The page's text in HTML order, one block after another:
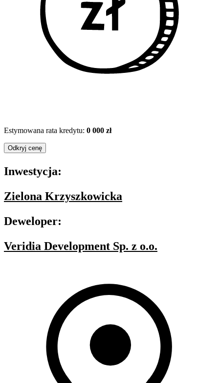
Estymowana rata kredytu: 0 000 zł
Odkryj cenę
Inwestycja:
Zielona Krzyszkowicka
Deweloper:
Veridia Development Sp. z o.o.